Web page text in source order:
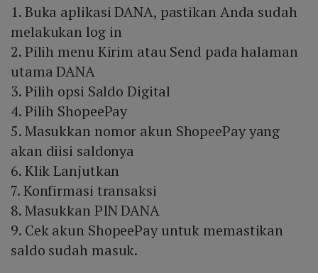
1. Buka aplikasi DANA, pastikan Anda sudah
melakukan log in
2. Pilih menu Kirim atau Send pada halaman
utama DANA
3. Pilih opsi Saldo Digital
4. Pilih ShopeePay
5. Masukkan nomor akun ShopeePay yang
akan diisi saldonya
6. Klik Lanjutkan
7. Konfirmasi transaksi
8. Masukkan PIN DANA
9. Cek akun ShopeePay untuk memastikan
saldo sudah masuk.